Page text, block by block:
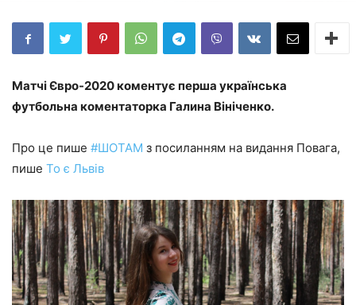
Матчі Євро-2020 коментує перша українська
футбольна коментаторка Галина Вініченко.
Про це пише #ШОТАМ з посиланням на видання Повага,
пише То є Львів